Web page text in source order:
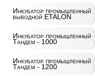
Инкубатор промышленный
выводной ETALON
Инкубатор промышленный
Тандем - 1000
Инкубатор промышленный
Тандем - 1200